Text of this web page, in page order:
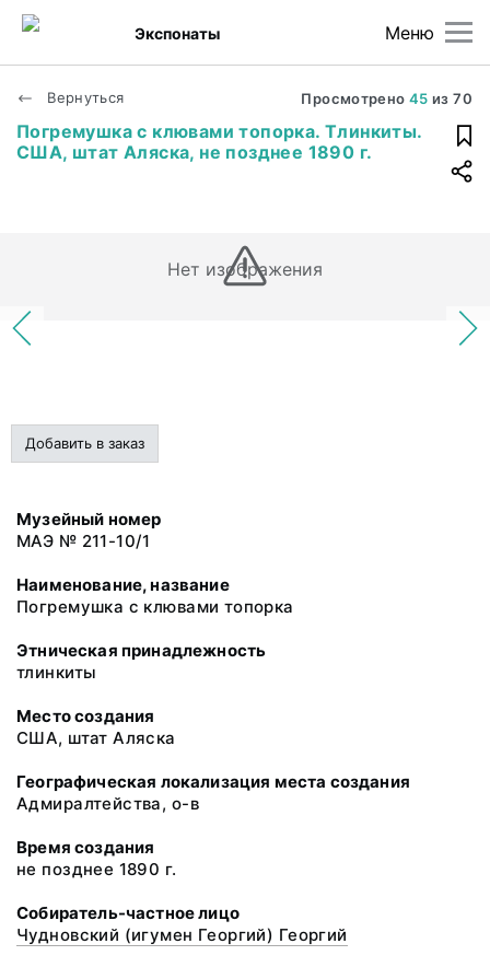
Меню
Экспонаты
Вернуться Просмотрено 45 из70
Погремушка с клювами топорка. Тлинкиты.
США, штат Аляска, не позднее 1890 г.
Нет изображения
Добавить в заказ
Музейный номер
МАЭ № 211-10/1
Наименование, название
Погремушка с клювами топорка
Этническая принадлежность
тлинкиты
Место создания
США, штат Аляска
Географическая локализация места создания
Адмиралтейства, о-в
Время создания
не позднее 1890 г.
Собиратель-частное лицо
Чудновский (игумен Георгий) Георгий